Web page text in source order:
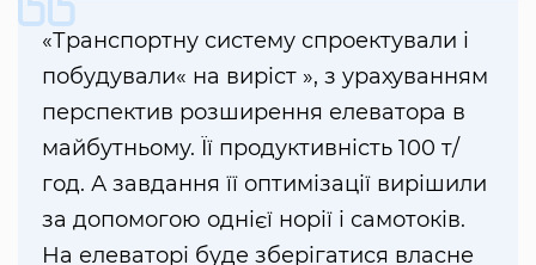
«Транспортну систему спроектували і
побудували« на виріст », з урахуванням
перспектив розширення елеватора в
майбутньому. Її продуктивність 100 т/
год. А завдання її оптимізації вирішили
за допомогою однієї норії і самотоків.
На елеваторі буде зберігатися власне